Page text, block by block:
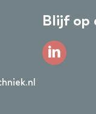
Blijf op